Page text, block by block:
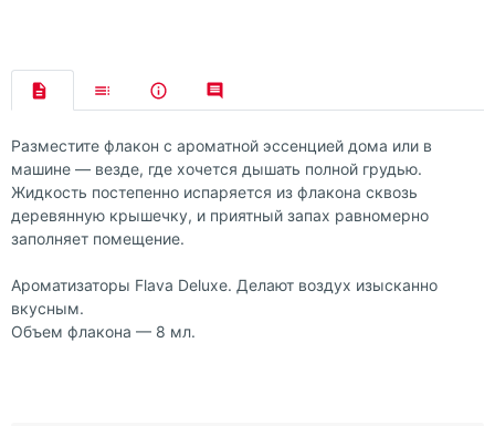
Разместите флакон с ароматной эссенцией дома или в
машине — везде, где хочется дышать полной грудью.
Жидкость постепенно испаряется из флакона сквозь
деревянную крышечку, и приятный запах равномерно
заполняет помещение.
Ароматизаторы Flava Deluxe. Делают воздух изысканно
вкусным.
Объем флакона — 8 мл.